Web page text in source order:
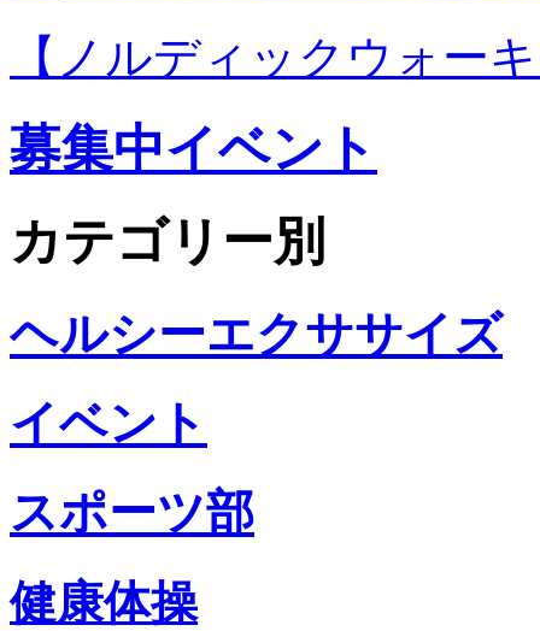
【ノルディックウォー
募集中イベント
カテゴリー別
ヘルシーエクササイズ
イベント
スポーツ部
健康体操